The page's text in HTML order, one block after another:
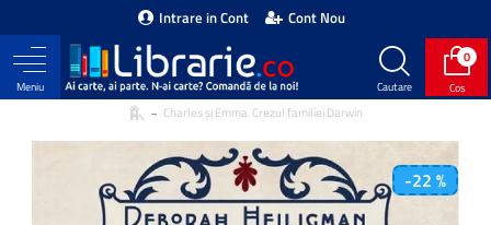
Intrare in Cont Cont Nou
0
Charles și Emma. Crezul familiei Darwin
-22 %